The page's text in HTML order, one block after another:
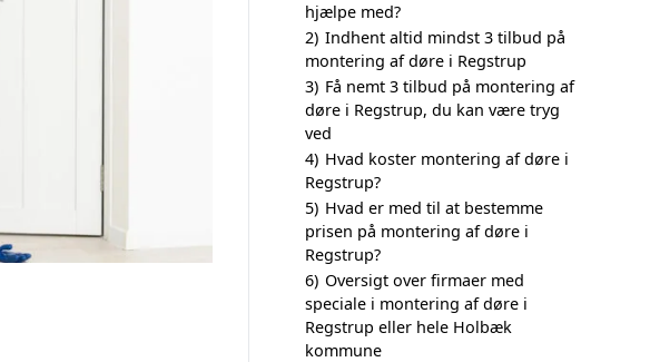
hjælpe med?
2) Indhent altid mindst 3 tilbud på
montering af døre i Regstrup
3) Få nemt 3 tilbud på montering af
døre i Regstrup, du kan være tryg
ved
4) Hvad koster montering af døre i
Regstrup?
5) Hvad er med til at bestemme
prisen på montering af døre i
Regstrup?
6) Oversigt over firmaer med
speciale i montering af døre i
Regstrup eller hele Holbæk
kommune